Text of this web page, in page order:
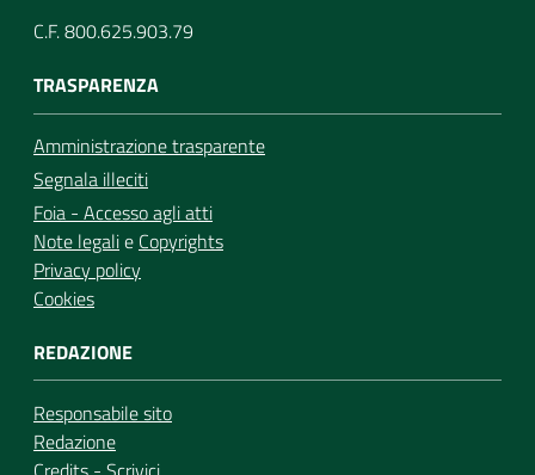
C.F. 800.625.903.79
TRASPARENZA
Amministrazione trasparente
Segnala illeciti
Foia - Accesso agli atti
Note legalie Copyrights
Privacy policy
Cookies
REDAZIONE
Responsabile sito
Redazione